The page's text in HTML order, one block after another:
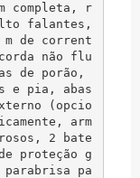
completa, r
falantes,
de corrent
não flu
de porão,
e pia, abas
(opcio
arm
2 bate
proteção g
pa